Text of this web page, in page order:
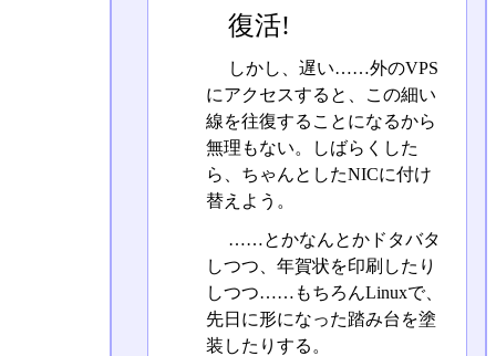
復活!
しかし、遅い……外のVPS
にアクセスすると、この細い
線を往復することになるから
無理もない。しばらくした
ら、ちゃんとしたNICに付け
替えよう。
……とかなんとかドタバタ
しつつ、年賀状を印刷したり
しつつ……もちろんLinuxで、
先日に形になった踏み台を塗
装したりする。